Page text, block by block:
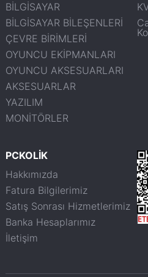
BİLGİSAYAR
BİLGİSAYAR BİLEŞENLERİ
ÇEVRE BİRİMLERİ
OYUNCU EKİPMANLARI
OYUNCU AKSESUARLARI
AKSESUARLAR
YAZILIM
MONİTÖRLER
PCKOLİK
Hakkımızda
Fatura Bilgilerimiz
Satış Sonrası Hizmetlerimiz
Banka Hesaplarımız
İletişim